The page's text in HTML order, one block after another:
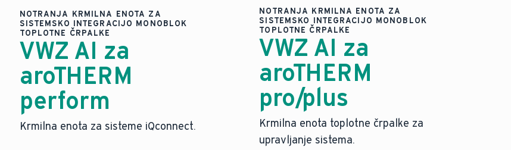
NOTRANJA KRMILNA ENOTA ZA
SISTEMSKO INTEGRACIJO MONOBLOK
TOPLOTNE ČRPALKE
VWZ AI za
aroTHERM
perform
Krmilna enota za sisteme iQconnect.
NOTRANJA KRMILNA ENOTA ZA
SISTEMSKO INTEGRACIJO MONOBLOK
TOPLOTNE ČRPALKE
VWZ AI za
aroTHERM
pro/plus
Krmilna enota toplotne črpalke za
upravljanje sistema.